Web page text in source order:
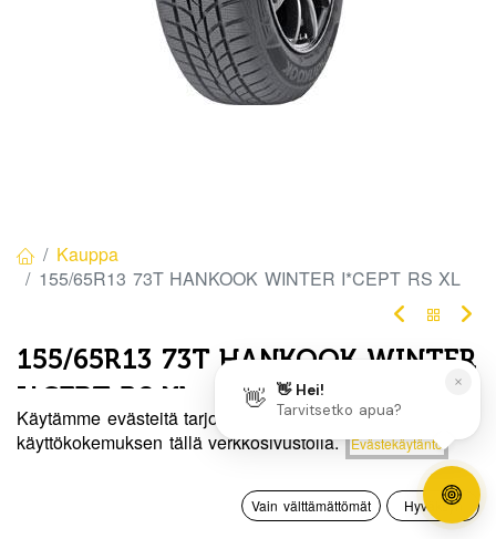
Hinta:
Lisää ostoskoriin
0
Toivelista Tili
Kauppa
155/65R13 73T HANKOOK WINTER I*CEPT RS XL
155/65R13 73T HANKOOK WINTER
I*CEPT RS XL
EAN:8808563301938 Tuotekoodi:273590
Käytämme evästeitä tarjotaksemme sinulle paremman
käyttökokemuksen tällä verkkosivustolla.
Evästekäytäntö
Vain välttämättömät Hyväksyn